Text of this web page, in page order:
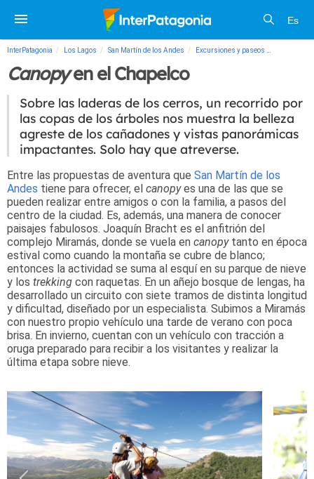
Es
InterPatagonia Los Lagos San Martín de los Andes Excursiones y paseos
Canopyen el Chapelco
Sobre las laderas de los cerros, un recorrido por
las copas de los árboles nos muestra la belleza
agreste de los cañadones y vistas panorámicas
impactantes. Solo hay que atreverse.
Entre las propuestas de aventura que San Martín de los
Andes tiene para ofrecer, el canopyes una de las que se
pueden realizar entre amigos o con la familia, a pasos del
centro de la ciudad. Es, además, una manera de conocer
paisajes fabulosos. Joaquín Bracht es el anfitrión del
complejo Miramás, donde se vuela en canopytanto en época
estival como cuando la montaña se cubre de blanco;
entonces la actividad se suma al esquí en su parque de nieve
y los trekking con raquetas. En un añejo bosque de lengas, ha
desarrollado un circuito con siete tramos de distinta longitud
y dificultad, diseñado por un especialista. Subimos a Miramás
con nuestro propio vehículo una tarde de verano con poca
brisa. En invierno, cuentan con un vehículo con tracción a
oruga preparado para recibir a los visitantes y realizar la
última etapa sobre nieve.